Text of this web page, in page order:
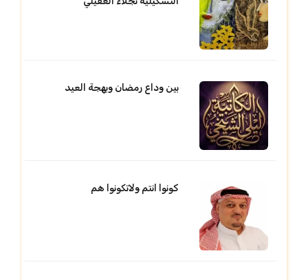
بين وداع رمضان وبهجة العيد
كونوا انتم ولاتكونوا هم